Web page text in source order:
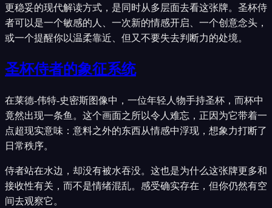
更稳妥的现代解读方式，是同时从多层面去看这张牌。圣杯侍
者可以是一个敏感的人、一次新的情感开启、一个创意念头，
或一个提醒你以温柔靠近、但又不要失去判断力的处境。
圣杯侍者的象征系统
在莱德-伟特-史密斯图像中，一位年轻人物手持圣杯，而杯中
竟然出现一条鱼。这个画面之所以令人难忘，正因为它带着一
点超现实意味：意料之外的东西从情感中浮现，想象力打断了
日常秩序。
侍者站在水边，却没有被水吞没。这也是为什么这张牌更多和
接收性有关，而不是情绪混乱。感受确实存在，但你仍然有空
间去观察它。